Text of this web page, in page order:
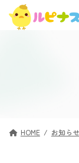
HOME お知らせ